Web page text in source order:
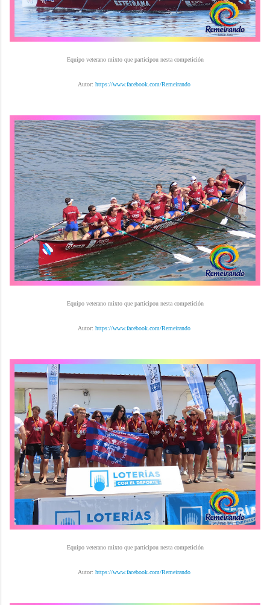
Equipo veterano mixto que participou nesta competición
Autor: https://www.facebook.com/Remeirando
Equipo veterano mixto que participou nesta competición
Autor: https://www.facebook.com/Remeirando
Equipo veterano mixto que participou nesta competición
Autor: https://www.facebook.com/Remeirando